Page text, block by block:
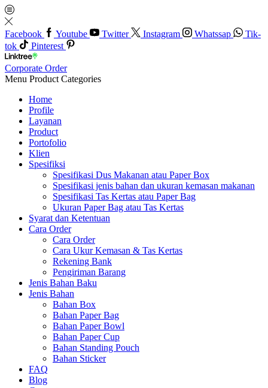
Facebook Youtube Twitter Instagram Whatssap
Tik-
tok
Pinterest
Corporate Order
Menu Product Categories
Home
Profile
Layanan
Product
Portofolio
Klien
Spesifiksi
Spesifikasi Dus Makanan atau Paper Box
Spesifikasi jenis bahan dan ukuran kemasan makanan
Spesifikasi Tas Kertas atau Paper Bag
Ukuran Paper Bag atau Tas Kertas
Syarat dan Ketentuan
Cara Order
Cara Order
Cara Ukur Kemasan & Tas Kertas
Rekening Bank
Pengiriman Barang
Jenis Bahan Baku
Jenis Bahan
Bahan Box
Bahan Paper Bag
Bahan Paper Bowl
Bahan Paper Cup
Bahan Standing Pouch
Bahan Sticker
FAQ
Blog